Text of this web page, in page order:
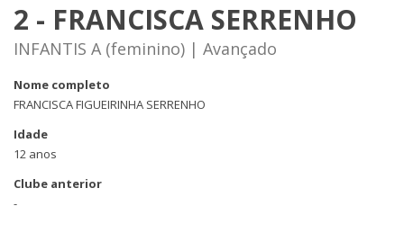
2 - FRANCISCA SERRENHO
INFANTIS A (feminino) | Avançado
Nome completo
FRANCISCA FIGUEIRINHA SERRENHO
Idade
12 anos
Clube anterior
-